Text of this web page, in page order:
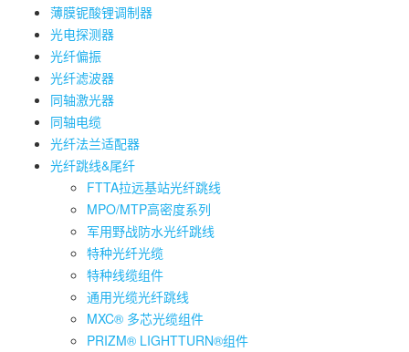
薄膜铌酸锂调制器
光电探测器
光纤偏振
光纤滤波器
同轴激光器
同轴电缆
光纤法兰适配器
光纤跳线&尾纤
FTTA拉远基站光纤跳线
MPO/MTP高密度系列
军用野战防水光纤跳线
特种光纤光缆
特种线缆组件
通用光缆光纤跳线
MXC® 多芯光缆组件
PRIZM® LIGHTTURN®组件